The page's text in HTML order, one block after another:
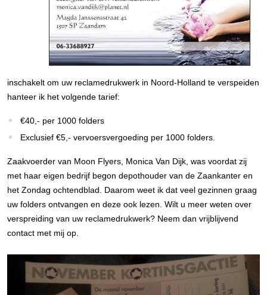
inschakelt om uw reclamedrukwerk in Noord-Holland te verspeiden
hanteer ik het volgende tarief:
€40,- per 1000 folders
Exclusief €5,- vervoersvergoeding per 1000 folders.
Zaakvoerder van Moon Flyers, Monica Van Dijk, was voordat zij
met haar eigen bedrijf begon depothouder van de Zaankanter en
het Zondag ochtendblad. Daarom weet ik dat veel gezinnen graag
uw folders ontvangen en deze ook lezen. Wilt u meer weten over
verspreiding van uw reclamedrukwerk? Neem dan vrijblijvend
contact met mij op.